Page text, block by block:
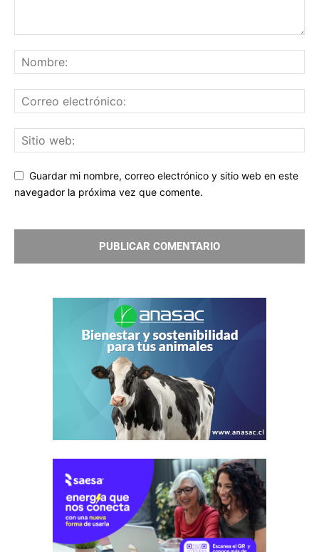
Guardar mi nombre, correo electrónico y sitio web en este
navegador la próxima vez que comente.